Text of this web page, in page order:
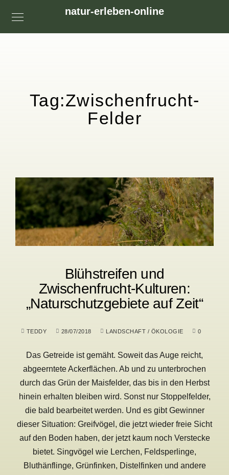
natur-erleben-online
Tag:Zwischenfrucht-
Felder
Blühstreifen und
Zwischenfrucht-Kulturen:
„Naturschutzgebiete auf Zeit“
TEDDY 28/07/2018 LANDSCHAFT / ÖKOLOGIE 0
Das Getreide ist gemäht. Soweit das Auge reicht,
abgeerntete Ackerflächen. Ab und zu unterbrochen
durch das Grün der Maisfelder, das bis in den Herbst
hinein erhalten bleiben wird. Sonst nur Stoppelfelder,
die bald bearbeitet werden. Und es gibt Gewinner
dieser Situation: Greifvögel, die jetzt wieder freie Sicht
auf den Boden haben, der jetzt kaum noch Verstecke
bietet. Singvögel wie Lerchen, Feldsperlinge,
Bluthänflinge, Grünfinken, Distelfinken und andere